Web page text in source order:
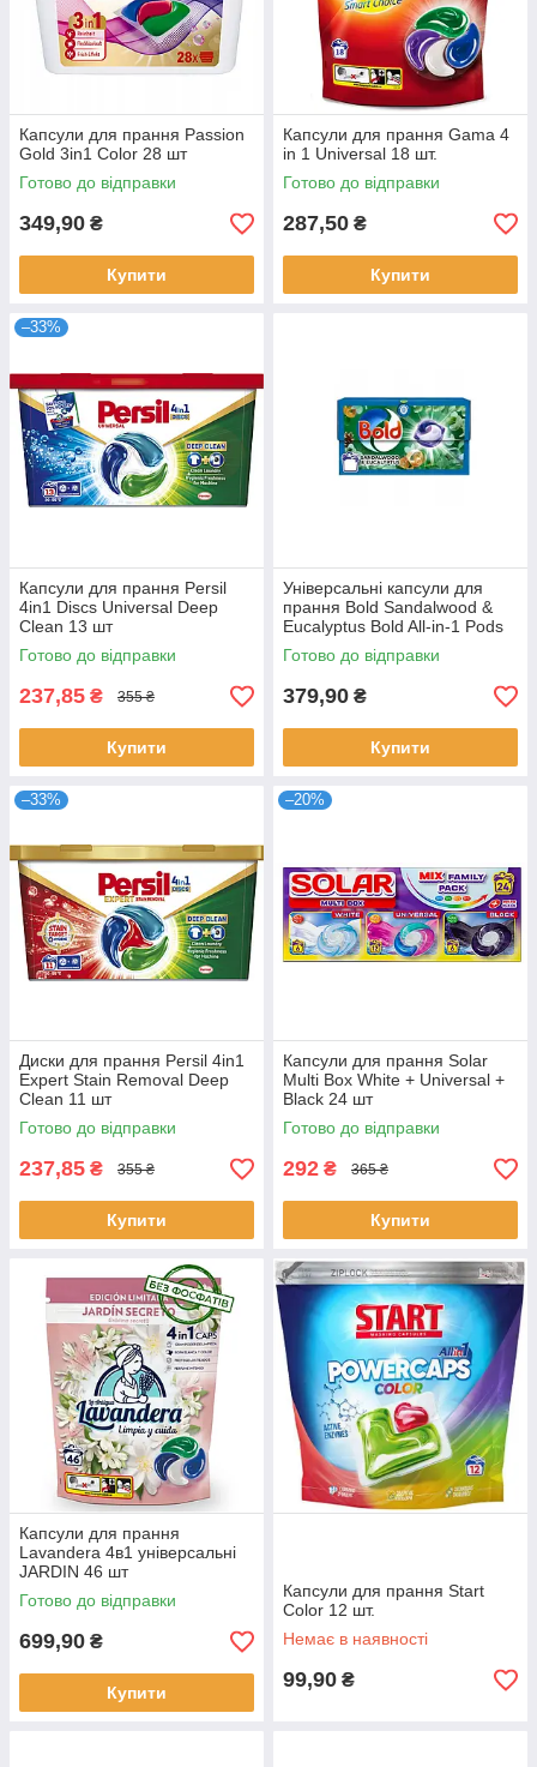
Капсули для прання Passion
Gold 3in1 Color 28 шт
Готово до відправки
349,90 ₴
Купити
Капсули для прання Gama 4
in 1 Universal 18 шт.
Готово до відправки
287,50 ₴
Купити
–33%
Капсули для прання Persil
4in1 Discs Universal Deep
Clean 13 шт
Готово до відправки
237,85 ₴ 355 ₴
Купити
Універсальні капсули для
прання Bold Sandalwood &
Eucalyptus Bold All-in-1 Pods
Washing Capsules Сандалове
дерево і Євкаліпт 25шт
Готово до відправки
379,90 ₴
Купити
–33%
Диски для прання Persil 4in1
Expert Stain Removal Deep
Clean 11 шт
Готово до відправки
237,85 ₴ 355 ₴
Купити
–20%
Капсули для прання Solar
Multi Box White + Universal +
Black 24 шт
Готово до відправки
292 ₴ 365 ₴
Купити
Капсули для прання
Lavandera 4в1 універсальні
JARDIN 46 шт
Готово до відправки
699,90 ₴
Купити
Капсули для прання Start
Color 12 шт.
Немає в наявності
99,90 ₴